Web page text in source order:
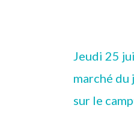
Jeudi 25
marché du
sur le